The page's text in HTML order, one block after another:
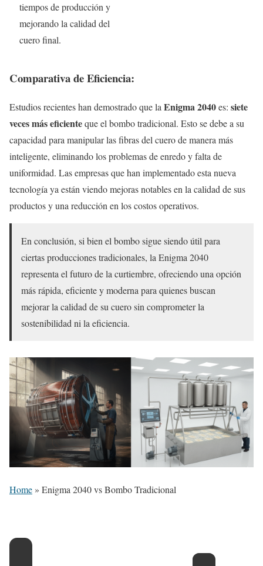
tiempos de producción y
mejorando la calidad del
cuero final.
Comparativa de Eficiencia:
Estudios recientes han demostrado que la Enigma 2040es: siete
veces más eficienteque el bombo tradicional. Esto se debe a su
capacidad para manipular las fibras del cuero de manera más
inteligente, eliminando los problemas de enredo y falta de
uniformidad. Las empresas que han implementado esta nueva
tecnología ya están viendo mejoras notables en la calidad de sus
productos y una reducción en los costos operativos.
En conclusión, si bien el bombo sigue siendo útil para
ciertas producciones tradicionales, la Enigma 2040
representa el futuro de la curtiembre, ofreciendo una opción
más rápida, eficiente y moderna para quienes buscan
mejorar la calidad de su cuero sin comprometer la
sostenibilidad ni la eficiencia.
Home » Enigma 2040 vs Bombo Tradicional